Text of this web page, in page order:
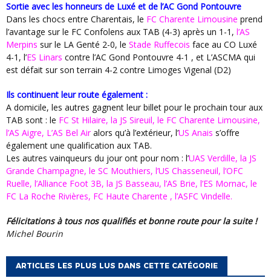
Sortie avec les honneurs de Luxé et de l’AC Gond Pontouvre
Dans les chocs entre Charentais, le FC Charente Limousine prend
l’avantage sur le FC Confolens aux TAB (4-3) après un 1-1, l’AS
Merpins sur le LA Genté 2-0, le Stade Ruffecois face au CO Luxé
4-1, l’ES Linars contre l’AC Gond Pontouvre 4-1 , et L’ASCMA qui
est défait sur son terrain 4-2 contre Limoges Vigenal (D2)
Ils continuent leur route également :
A domicile, les autres gagnent leur billet pour le prochain tour aux
TAB sont : le FC St Hilaire, la JS Sireuil, le FC Charente Limousine,
l’AS Aigre, L’AS Bel Airalors qu’à l’extérieur, l’US Anais s’offre
également une qualification aux TAB.
Les autres vainqueurs du jour ont pour nom : l’UAS Verdille, la JS
Grande Champagne, le SC Mouthiers, l’US Chasseneuil, l’OFC
Ruelle, l’Alliance Foot 3B, la JS Basseau, l’AS Brie, l’ES Mornac, le
FC La Roche Rivières, FC Haute Charente , l’ASFC Vindelle.
Félicitations à tous nos qualifiés et bonne route pour la suite !
Michel Bourin
ARTICLES LES PLUS LUS DANS CETTE CATÉGORIE